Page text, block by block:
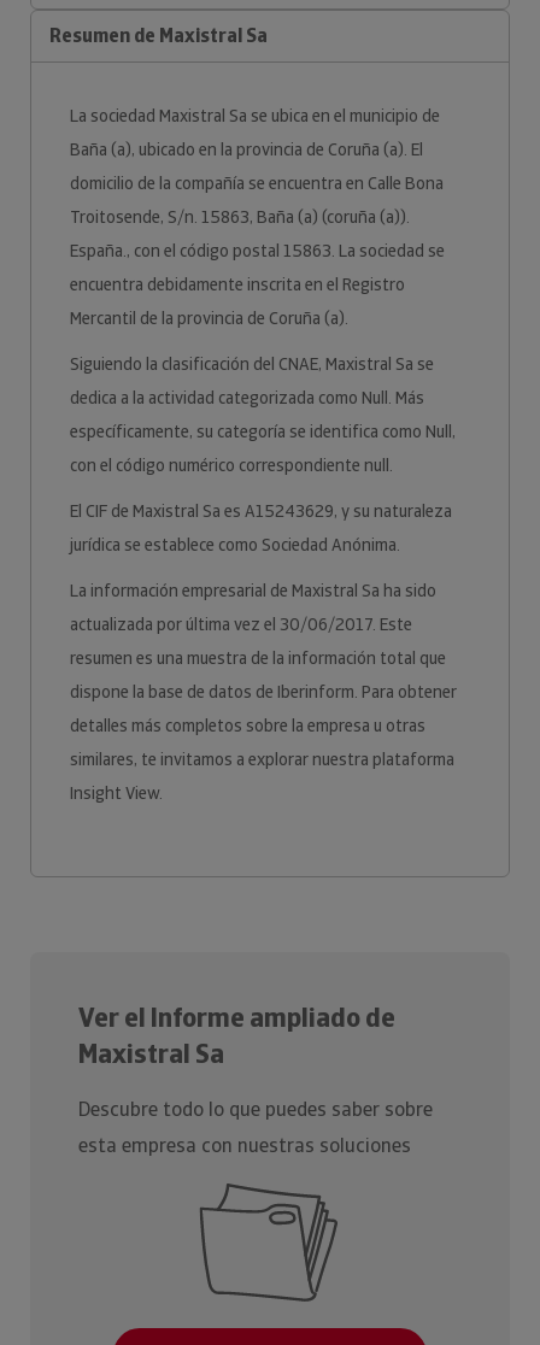
Resumen de Maxistral Sa
La sociedad Maxistral Sa se ubica en el municipio de
Baña (a), ubicado en la provincia de Coruña (a). El
domicilio de la compañía se encuentra en Calle Bona
Troitosende, S/n. 15863, Baña (a) (coruña (a)).
España., con el código postal 15863. La sociedad se
encuentra debidamente inscrita en el Registro
Mercantil de la provincia de Coruña (a).
Siguiendo la clasificación del CNAE, Maxistral Sa se
dedica a la actividad categorizada como Null. Más
específicamente, su categoría se identifica como Null,
con el código numérico correspondiente null.
El CIF de Maxistral Sa es A15243629, y su naturaleza
jurídica se establece como Sociedad Anónima.
La información empresarial de Maxistral Sa ha sido
actualizada por última vez el 30/06/2017. Este
resumen es una muestra de la información total que
dispone la base de datos de Iberinform. Para obtener
detalles más completos sobre la empresa u otras
similares, te invitamos a explorar nuestra plataforma
Insight View.
Ver el Informe ampliado de
Maxistral Sa
Descubre todo lo que puedes saber sobre
esta empresa con nuestras soluciones